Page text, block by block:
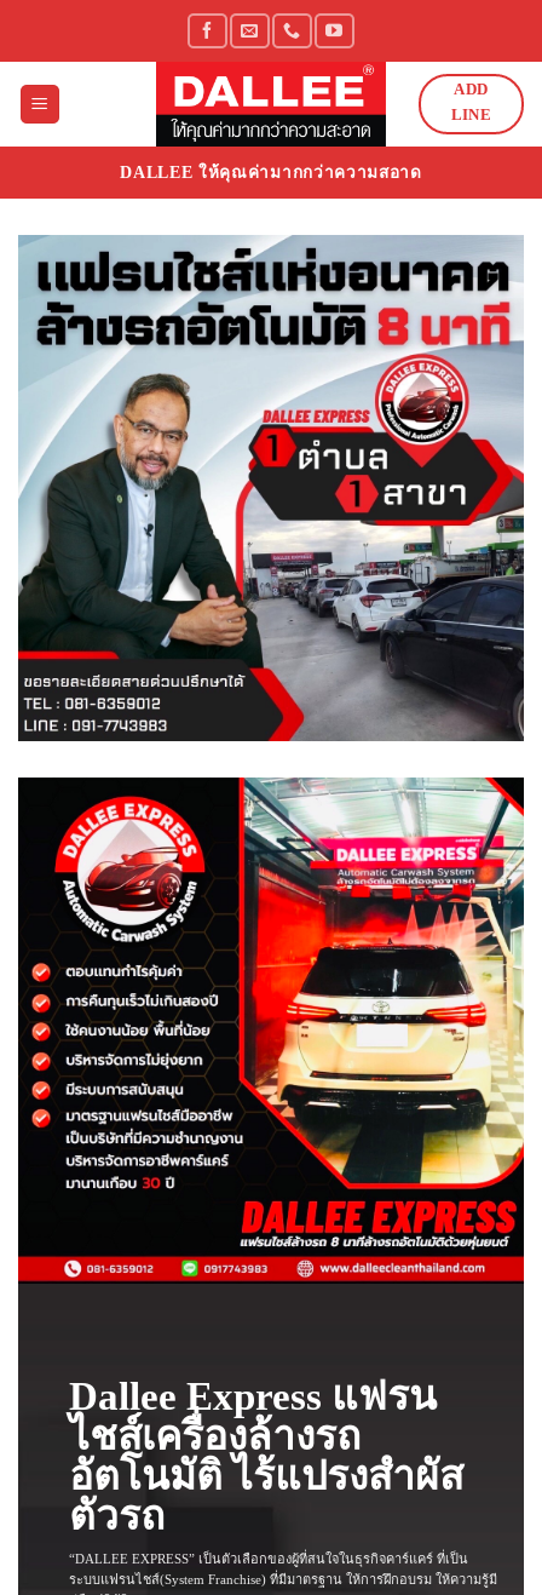
ADD
LINE
DALLEE ให้คุณค่ามากกว่าความสอาด
Dallee Express แฟรน
ไชส์เครื่องล้างรถ
อัตโนมัติ ไร้แปรงสำผัส
ตัวรถ
“DALLEE EXPRESS” เป็นตัวเลือกของผู้ที่สนใจในธุรกิจคาร์แคร์ ที่เป็น
ระบบแฟรนไชส์(System Franchise) ที่มีมาตรฐาน ให้การฝึกอบรม ให้ความรู้มี